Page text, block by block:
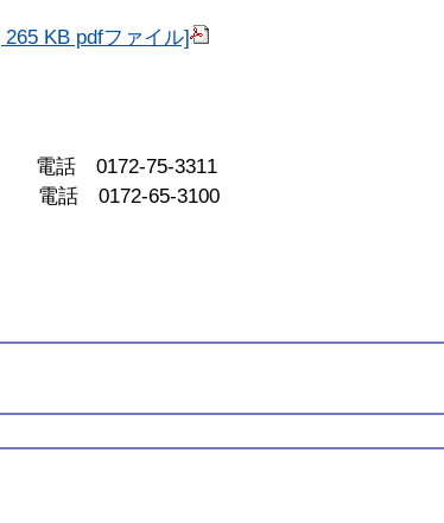
KB pdfファイル]
話 0172-75-3311
電話 0172-65-3100